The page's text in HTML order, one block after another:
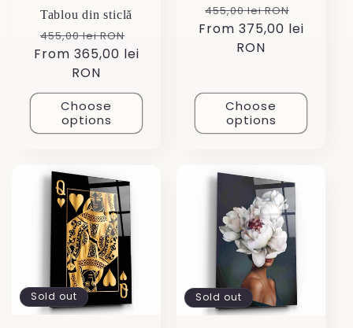
Tablou din sticlă
Regular
price
455,00 lei RON
price
From 365,00 lei
RON
Choose
options
Regular
price
455,00 lei RON
price
From 375,00 lei
RON
Choose
options
Sold out Sold out